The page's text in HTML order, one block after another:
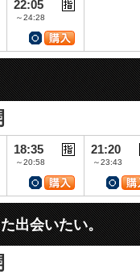
22:05
～24:28
18:35
～20:58
21:20
～23:43
出会いたい。